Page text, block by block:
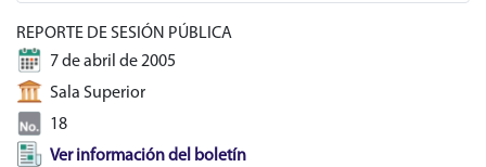
REPORTE DE SESIÓN PÚBLICA
7 de abril de 2005
Sala Superior
18
Ver información del boletín